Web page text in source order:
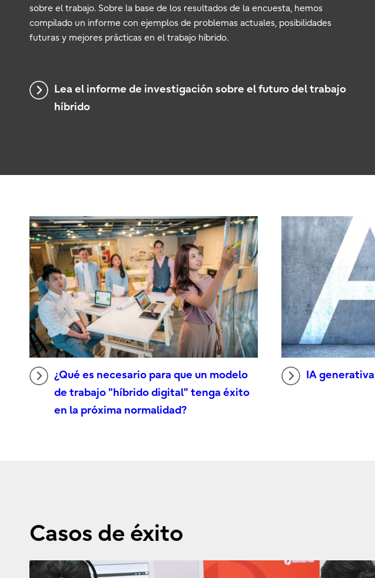
sobre el trabajo. Sobre la base de los resultados de la encuesta, hemos
compilado un informe con ejemplos de problemas actuales, posibilidades
futuras y mejores prácticas en el trabajo híbrido.
Lea el informe de investigación sobre el futuro del trabajo
híbrido
¿Qué es necesario para que un modelo
de trabajo "híbrido digital" tenga éxito
en la próxima normalidad?
IA generativa
Casos de éxito